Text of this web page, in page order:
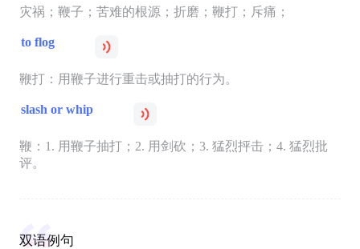
灾祸；鞭子；苦难的根源；折磨；鞭打；斥痛；
to flog
鞭打：用鞭子进行重击或抽打的行为。
slash or whip
鞭：1. 用鞭子抽打；2. 用剑砍；3. 猛烈抨击；4. 猛烈批
评。
双语例句